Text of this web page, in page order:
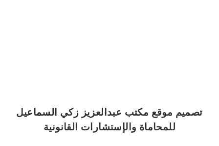
تصميم موقع مكتب عبدالعزيز زكي السماعيل
للمحاماة والإستشارات القانونية